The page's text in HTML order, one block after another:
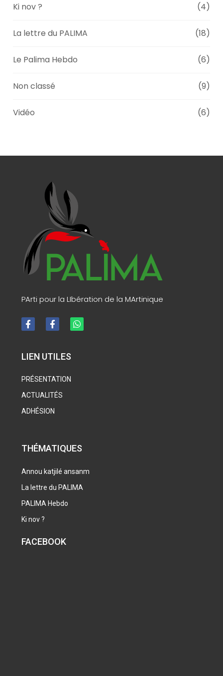
Ki nov ? (4)
La lettre du PALIMA (18)
Le Palima Hebdo (6)
Non classé (9)
Vidéo (6)
PArti pour la LIbération de la MArtinique
LIEN UTILES
PRÉSENTATION
ACTUALITÉS
ADHÉSION
THÉMATIQUES
Annou katjilé ansanm
La lettre du PALIMA
PALIMA Hebdo
Ki nov ?
FACEBOOK